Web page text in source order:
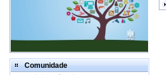
Comunidade